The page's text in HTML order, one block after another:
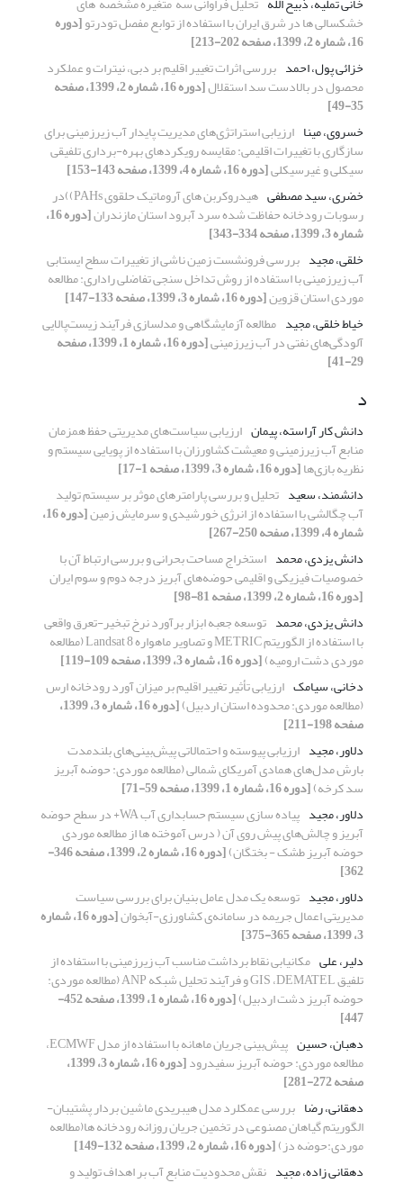
خشکسالی‌ ها در شرق ایران با استفاده از توابع مفصل تودرتو[دوره
16، شماره 2، 1399، صفحه 202-213]
خزائی پول، احمد بررسی اثرات تغییر اقلیم بر دبی، نیترات و عملکرد
محصول در بالادست سد استقلال [دوره 16، شماره 2، 1399، صفحه
35-49]
خسروی، مینا ارزیابی استراتژی‌های مدیریت پایدار آب زیرزمینی برای
سازگاری با تغییرات اقلیمی: مقایسه رویکردهای بهره-برداری تلفیقی
سیکلی و غیرسیکلی[دوره 16، شماره 4، 1399، صفحه 143-153]
خضری، سید مصطفی
هیدروکربن های آروماتیک حلقوی PAHs))در
رسوبات رودخانه حفاظت شده سرد آبرود استان مازندران [دوره 16،
شماره 3، 1399، صفحه 334-343]
خلقی، مجید بررسی فرونشست زمین ناشی از تغییرات سطح ایستابی
آب زیرزمینی با استفاده از روش تداخل سنجی تفاضلی راداری: مطالعه
موردی استان قزوین[دوره 16، شماره 3، 1399، صفحه 133-147]
خیاط خلقی، مجید مطالعه آزمایشگاهی و مدلسازی فرآیند زیست‌پالایی
آلودگی‌های نفتی در آب زیرزمینی [دوره 16، شماره 1، 1399، صفحه
29-41]
د
دانش کار آراسته، پیمان ارزیابی سیاست‌های مدیریتی حفظ همزمان
منابع آب زیرزمینی و معیشت کشاورزان با استفاده از پویایی سیستم و
نظریه بازی‌ها[دوره 16، شماره 3، 1399، صفحه 1-17]
دانشمند، سعید تحلیل و بررسی پارامترهای موثر بر سیستم تولید
آب چگالشی با استفاده از انرژی خورشیدی و سرمایش زمین [دوره 16،
شماره 4، 1399، صفحه 250-267]
دانش یزدی، محمد استخراج مساحت بحرانی و بررسی ارتباط آن با
خصوصیات فیزیکی و اقلیمی حوضه‌های آبریز درجه‌ دوم و سوم ایران
[دوره 16، شماره 2، 1399، صفحه 81-98]
دانش یزدی، محمد توسعه جعبه ابزار برآورد نرخ تبخیر-تعرق واقعی
با استفاده از الگوریتم METRIC و تصاویر ماهواره Landsat 8 (مطالعه
موردی دشت ارومیه)[دوره 16، شماره 3، 1399، صفحه 109-119]
دخانی، سیامک ارزیابی تأثیر تغییر اقلیم بر میزان آورد رودخانه ارس
(مطالعه موردی: محدوده استان اردبیل) [دوره 16، شماره 3، 1399،
صفحه 198-211]
دلاور، مجید ارزیابی پیوسته و احتمالاتی پیش‌بینی‌های بلندمدت
بارش مدل‌های همادی آمریکای شمالی (مطالعه موردی: حوضه آبریز
سد کرخه)[دوره 16، شماره 1، 1399، صفحه 59-71]
دلاور، مجید
پیاده سازی سیستم حسابداری آب WA+ در سطح حوضه‌
آبریز و چالش‌های پیش روی آن ( درس آموخته ها از مطالعه موردی
حوضه آبریز طشک - بختگان) [دوره 16، شماره 2، 1399، صفحه 346-
362]
دلاور، مجید توسعه یک مدل عامل بنیان برای بررسی سیاست
مدیریتی اعمال جریمه در سامانه‌ی کشاورزی-آبخوان [دوره 16، شماره
3، 1399، صفحه 365-375]
دلیر، علی مکانیابی نقاط برداشت مناسب آب زیرزمینی با استفاده از
تلفیق GIS ،DEMATEL و فرآیند تحلیل شبکه ANP (مطالعه موردی:
حوضه آبریز دشت اردبیل) [دوره 16، شماره 1، 1399، صفحه 452-
447]
دهبان، حسین
پیش‌بینی جریان ماهانه با استفاده از مدل ECMWF،
مطالعه موردی: حوضه آبریز سفیدرود [دوره 16، شماره 3، 1399،
صفحه 272-281]
دهقانی، رضا بررسی عمکلرد مدل هیبریدی ماشین بردار پشتیبان-
الگوریتم گیاهان مصنوعی در تخمین جریان روزانه رودخانه ها(مطالعه
موردی:حوضه دز)[دوره 16، شماره 2، 1399، صفحه 132-149]
دهقانی زاده، مجید نقش محدودیت منابع آب بر اهداف تولید و